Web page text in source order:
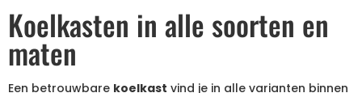
Koelkasten in alle soorten en
maten
Een betrouwbare koelkast vind je in alle varianten binnen